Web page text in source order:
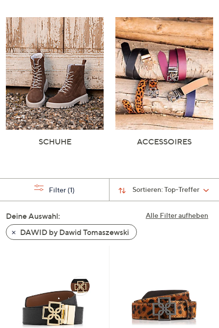
SCHUHE ACCESSOIRES
Sortieren:Top-Treffer
Filter (1)
Alle Filter aufheben
Deine Auswahl:
DAWID by Dawid Tomaszewski